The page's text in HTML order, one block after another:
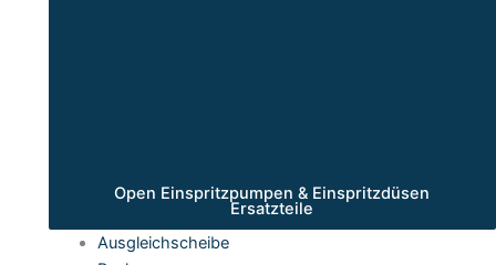
Open Einspritzpumpen & Einspritzdüsen
Ersatzteile
Ausgleichscheibe